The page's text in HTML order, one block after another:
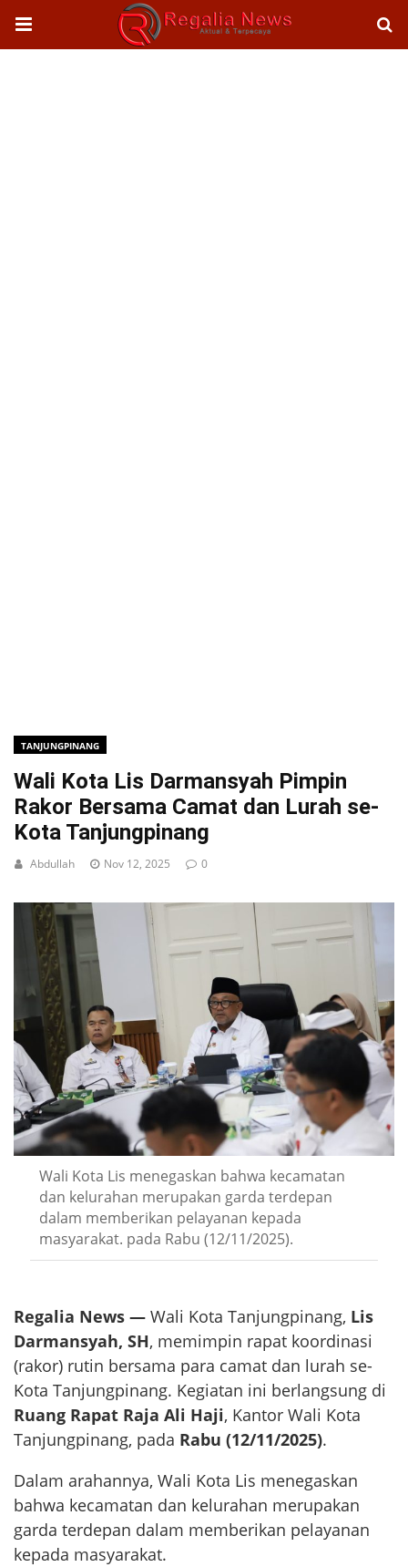
TANJUNGPINANG
Wali Kota Lis Darmansyah Pimpin
Rakor Bersama Camat dan Lurah se-
Kota Tanjungpinang
Abdullah Nov 12, 2025 0
Wali Kota Lis menegaskan bahwa kecamatan
dan kelurahan merupakan garda terdepan
dalam memberikan pelayanan kepada
masyarakat. pada Rabu (12/11/2025).
Regalia News — Wali Kota Tanjungpinang, Lis
Darmansyah, SH, memimpin rapat koordinasi
(rakor) rutin bersama para camat dan lurah se-
Kota Tanjungpinang. Kegiatan ini berlangsung di
Ruang Rapat Raja Ali Haji, Kantor Wali Kota
Tanjungpinang, pada Rabu (12/11/2025).
Dalam arahannya, Wali Kota Lis menegaskan
bahwa kecamatan dan kelurahan merupakan
garda terdepan dalam memberikan pelayanan
kepada masyarakat.